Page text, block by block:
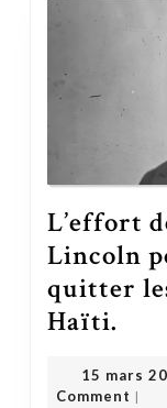
L’effort
Lincoln
quitter
Haïti.
15 mars
Comment |